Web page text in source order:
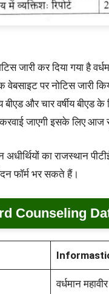
जारी कर दिया गया है
वेबसाइट पर नोटिस जारी
बीएड और चार वर्षीय
जाएगी इसके लिए आज
अधीर्थियों का राजस्थान
फॉर्म भर सकते हैं।
Counseling
वर्धमान